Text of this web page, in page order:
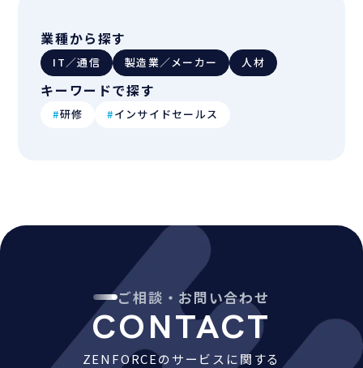
業種から探す
IT／通信 製造業／メーカー 人材
キーワードで探す
#研修 #インサイドセールス
ご相談・お問い合わせ
CONTACT
ZENFORCEのサービスに関する